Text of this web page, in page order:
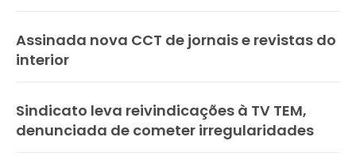
Assinada nova CCT de jornais e revistas do
interior
Sindicato leva reivindicações à TV TEM,
denunciada de cometer irregularidades